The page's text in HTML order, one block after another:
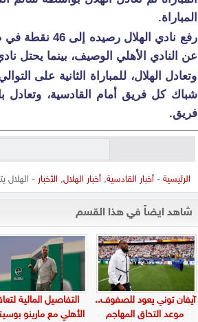
المباراة.
عن النادي الأهلي الوصيف، بينما يحتل نادي
وتعادل الهلال، للمباراة الثانية على
شباك كل فريق أمام القادسية،
فريق.
الرئيسية -أخبار القادسية,أخبار الهلال, الأخبار - الهلال
شاهد ايضاً في هذا القسم
آيفان توني يعود للصفوف..
موعد التحاق المهاجم
التفاصيل المالية
الأهلي مع مارينو